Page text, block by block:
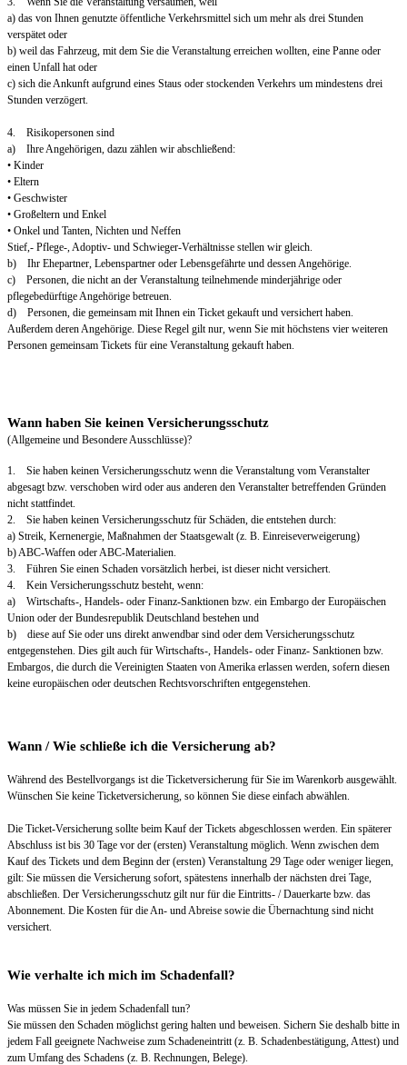
a) das von Ihnen genutzte öffentliche Verkehrsmittel sich um mehr als drei Stunden
verspätet oder
b) weil das Fahrzeug, mit dem Sie die Veranstaltung erreichen wollten, eine Panne oder
einen Unfall hat oder
c) sich die Ankunft aufgrund eines Staus oder stockenden Verkehrs um mindestens drei
Stunden verzögert.
4. Risikopersonen sind
a) Ihre Angehörigen, dazu zählen wir abschließend:
• Kinder
• Eltern
• Geschwister
• Großeltern und Enkel
• Onkel und Tanten, Nichten und Neffen
Stief,- Pflege-, Adoptiv- und Schwieger-Verhältnisse stellen wir gleich.
b) Ihr Ehepartner, Lebenspartner oder Lebensgefährte und dessen Angehörige.
c) Personen, die nicht an der Veranstaltung teilnehmende minderjährige oder
pflegebedürftige Angehörige betreuen.
d) Personen, die gemeinsam mit Ihnen ein Ticket gekauft und versichert haben.
Außerdem deren Angehörige. Diese Regel gilt nur, wenn Sie mit höchstens vier weiteren
Personen gemeinsam Tickets für eine Veranstaltung gekauft haben.
Wann haben Sie keinen Versicherungsschutz
(Allgemeine und Besondere Ausschlüsse)?
1. Sie haben keinen Versicherungsschutz wenn die Veranstaltung vom Veranstalter
abgesagt bzw. verschoben wird oder aus anderen den Veranstalter betreffenden Gründen
nicht stattfindet.
2. Sie haben keinen Versicherungsschutz für Schäden, die entstehen durch:
a) Streik, Kernenergie, Maßnahmen der Staatsgewalt (z. B. Einreiseverweigerung)
b) ABC-Waffen oder ABC-Materialien.
3. Führen Sie einen Schaden vorsätzlich herbei, ist dieser nicht versichert.
4. Kein Versicherungsschutz besteht, wenn:
a) Wirtschafts-, Handels- oder Finanz-Sanktionen bzw. ein Embargo der Europäischen
Union oder der Bundesrepublik Deutschland bestehen und
b) diese auf Sie oder uns direkt anwendbar sind oder dem Versicherungsschutz
entgegenstehen. Dies gilt auch für Wirtschafts-, Handels- oder Finanz- Sanktionen bzw.
Embargos, die durch die Vereinigten Staaten von Amerika erlassen werden, sofern diesen
keine europäischen oder deutschen Rechtsvorschriften entgegenstehen.
Wann / Wie schließe ich die Versicherung ab?
Während des Bestellvorgangs ist die Ticketversicherung für Sie im Warenkorb ausgewählt.
Wünschen Sie keine Ticketversicherung, so können Sie diese einfach abwählen.
Die Ticket-Versicherung sollte beim Kauf der Tickets abgeschlossen werden. Ein späterer
Abschluss ist bis 30 Tage vor der (ersten) Veranstaltung möglich. Wenn zwischen dem
Kauf des Tickets und dem Beginn der (ersten) Veranstaltung 29 Tage oder weniger liegen,
gilt: Sie müssen die Versicherung sofort, spätestens innerhalb der nächsten drei Tage,
abschließen. Der Versicherungsschutz gilt nur für die Eintritts- / Dauerkarte bzw. das
Abonnement. Die Kosten für die An- und Abreise sowie die Übernachtung sind nicht
versichert.
Wie verhalte ich mich im Schadenfall?
Was müssen Sie in jedem Schadenfall tun?
Sie müssen den Schaden möglichst gering halten und beweisen. Sichern Sie deshalb bitte in
jedem Fall geeignete Nachweise zum Schadeneintritt (z. B. Schadenbestätigung, Attest) und
zum Umfang des Schadens (z. B. Rechnungen, Belege).